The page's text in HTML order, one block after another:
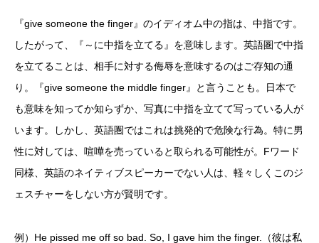
『give someone the finger』のイディオム中の指は、中指です。
したがって、『～に中指を立てる』を意味します。英語圏で中指
を立てることは、相手に対する侮辱を意味するのはご存知の通
り。『give someone the middle finger』と言うことも。日本で
も意味を知ってか知らずか、写真に中指を立てて写っている人が
います。しかし、英語圏ではこれは挑発的で危険な行為。特に男
性に対しては、喧嘩を売っていると取られる可能性が。Fワード
同様、英語のネイティブスピーカーでない人は、軽々しくこのジ
ェスチャーをしない方が賢明です。
例）He pissed me off so bad. So, I gave him the finger.（彼は私